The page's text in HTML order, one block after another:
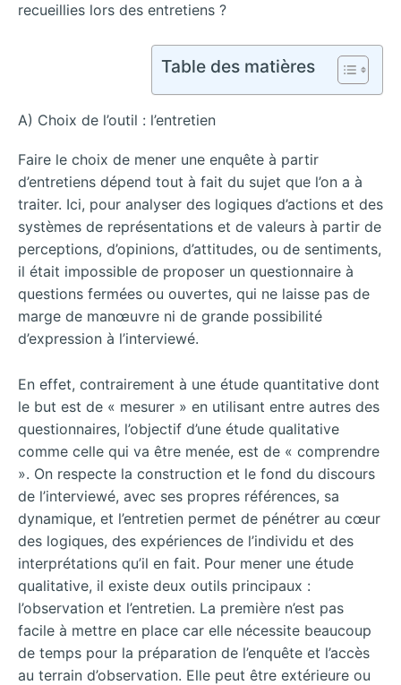
recueillies lors des entretiens ?
Table des matières
A) Choix de l’outil : l’entretien
Faire le choix de mener une enquête à partir
d’entretiens dépend tout à fait du sujet que l’on a à
traiter. Ici, pour analyser des logiques d’actions et des
systèmes de représentations et de valeurs à partir de
perceptions, d’opinions, d’attitudes, ou de sentiments,
il était impossible de proposer un questionnaire à
questions fermées ou ouvertes, qui ne laisse pas de
marge de manœuvre ni de grande possibilité
d’expression à l’interviewé.
En effet, contrairement à une étude quantitative dont
le but est de « mesurer » en utilisant entre autres des
questionnaires, l’objectif d’une étude qualitative
comme celle qui va être menée, est de « comprendre
». On respecte la construction et le fond du discours
de l’interviewé, avec ses propres références, sa
dynamique, et l’entretien permet de pénétrer au cœur
des logiques, des expériences de l’individu et des
interprétations qu’il en fait. Pour mener une étude
qualitative, il existe deux outils principaux :
l’observation et l’entretien. La première n’est pas
facile à mettre en place car elle nécessite beaucoup
de temps pour la préparation de l’enquête et l’accès
au terrain d’observation. Elle peut être extérieure ou